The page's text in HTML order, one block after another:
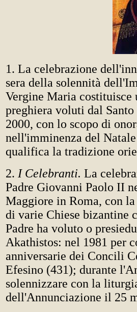
1. La celebrazione
sera della solennità
Vergine Maria
preghiera voluti dal
2000, con lo scopo di
nell'imminenza del
qualifica la tradizione
2. I Celebranti. La
Padre Giovanni Paolo II
Maggiore in Roma, con
di varie Chiese bizantine
Padre ha voluto o
Akathistos: nel 1981 per
anniversarie dei Concili
Efesino (431); durante
solennizzare con la
dell'Annunciazione il 25